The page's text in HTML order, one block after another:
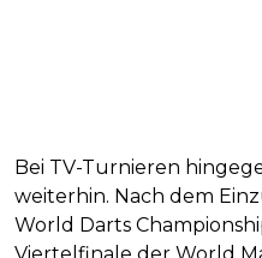
Bei TV-Turnieren
weiterhin. Nach dem
World Darts
Viertelfinale der World